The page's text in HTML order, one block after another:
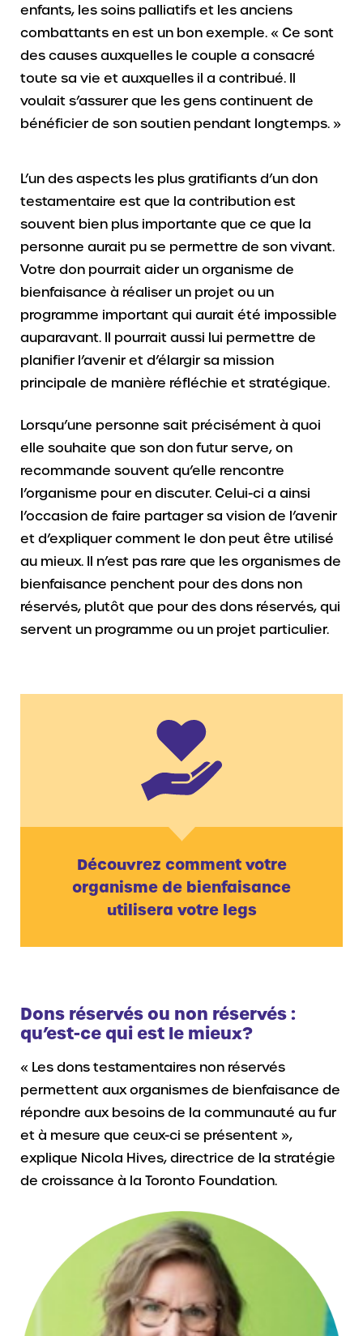
enfants, les soins palliatifs et les anciens
combattants en est un bon exemple. « Ce sont
des causes auxquelles le couple a consacré
toute sa vie et auxquelles il a contribué. Il
voulait s’assurer que les gens continuent de
bénéficier de son soutien pendant longtemps. »
L’un des aspects les plus gratifiants d’un don
testamentaire est que la contribution est
souvent bien plus importante que ce que la
personne aurait pu se permettre de son vivant.
Votre don pourrait aider un organisme de
bienfaisance à réaliser un projet ou un
programme important qui aurait été impossible
auparavant. Il pourrait aussi lui permettre de
planifier l’avenir et d’élargir sa mission
principale de manière réfléchie et stratégique.
Lorsqu’une personne sait précisément à quoi
elle souhaite que son don futur serve, on
recommande souvent qu’elle rencontre
l’organisme pour en discuter. Celui-ci a ainsi
l’occasion de faire partager sa vision de l’avenir
et d’expliquer comment le don peut être utilisé
au mieux. Il n’est pas rare que les organismes de
bienfaisance penchent pour des dons non
réservés, plutôt que pour des dons réservés, qui
servent un programme ou un projet particulier.
Découvrez comment votre
organisme de bienfaisance
utilisera votre legs
Dons réservés ou non réservés :
qu’est-ce qui est le mieux?
« Les dons testamentaires non réservés
permettent aux organismes de bienfaisance de
répondre aux besoins de la communauté au fur
et à mesure que ceux-ci se présentent »,
explique Nicola Hives, directrice de la stratégie
de croissance à la Toronto Foundation.